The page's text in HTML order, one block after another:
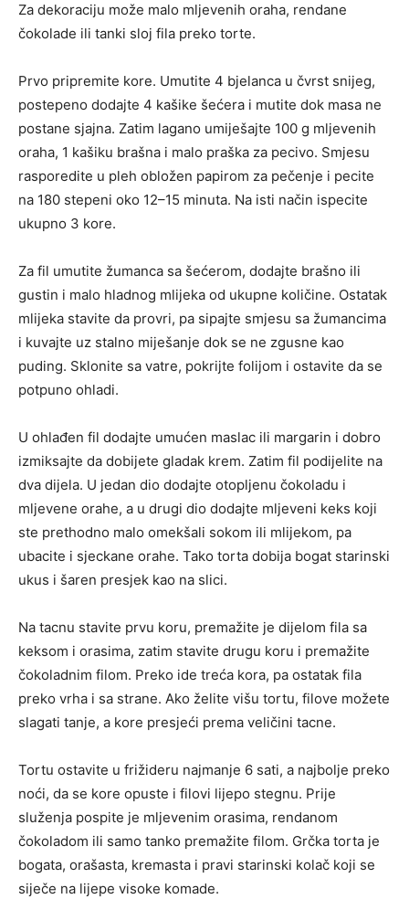
Za dekoraciju može malo mljevenih oraha, rendane
čokolade ili tanki sloj fila preko torte.
Prvo pripremite kore. Umutite 4 bjelanca u čvrst snijeg,
postepeno dodajte 4 kašike šećera i mutite dok masa ne
postane sjajna. Zatim lagano umiješajte 100 g mljevenih
oraha, 1 kašiku brašna i malo praška za pecivo. Smjesu
rasporedite u pleh obložen papirom za pečenje i pecite
na 180 stepeni oko 12–15 minuta. Na isti način ispecite
ukupno 3 kore.
Za fil umutite žumanca sa šećerom, dodajte brašno ili
gustin i malo hladnog mlijeka od ukupne količine. Ostatak
mlijeka stavite da provri, pa sipajte smjesu sa žumancima
i kuvajte uz stalno miješanje dok se ne zgusne kao
puding. Sklonite sa vatre, pokrijte folijom i ostavite da se
potpuno ohladi.
U ohlađen fil dodajte umućen maslac ili margarin i dobro
izmiksajte da dobijete gladak krem. Zatim fil podijelite na
dva dijela. U jedan dio dodajte otopljenu čokoladu i
mljevene orahe, a u drugi dio dodajte mljeveni keks koji
ste prethodno malo omekšali sokom ili mlijekom, pa
ubacite i sjeckane orahe. Tako torta dobija bogat starinski
ukus i šaren presjek kao na slici.
Na tacnu stavite prvu koru, premažite je dijelom fila sa
keksom i orasima, zatim stavite drugu koru i premažite
čokoladnim filom. Preko ide treća kora, pa ostatak fila
preko vrha i sa strane. Ako želite višu tortu, filove možete
slagati tanje, a kore presjeći prema veličini tacne.
Tortu ostavite u frižideru najmanje 6 sati, a najbolje preko
noći, da se kore opuste i filovi lijepo stegnu. Prije
služenja pospite je mljevenim orasima, rendanom
čokoladom ili samo tanko premažite filom. Grčka torta je
bogata, orašasta, kremasta i pravi starinski kolač koji se
siječe na lijepe visoke komade.